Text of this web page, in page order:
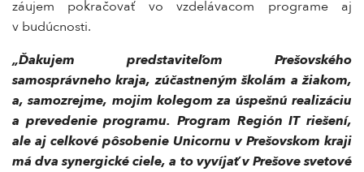
záujem pokračovať vo vzdelávacom programe aj
v budúcnosti.
„Ďakujem predstaviteľom Prešovského
samosprávneho kraja, zúčastneným školám a žiakom,
a, samozrejme, mojim kolegom za úspešnú realizáciu
a prevedenie programu. Program Región IT riešení,
ale aj celkové pôsobenie Unicornu v Prešovskom kraji
má dva synergické ciele, a to vyvíjať v Prešove svetové